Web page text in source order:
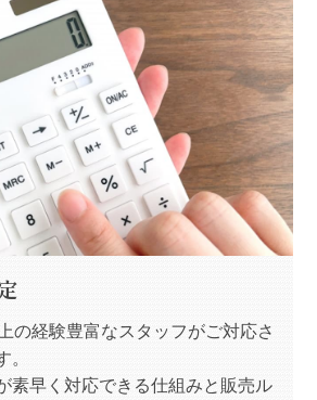
の経験豊富なスタッフがご対応さ
素早く対応できる仕組みと販売ル